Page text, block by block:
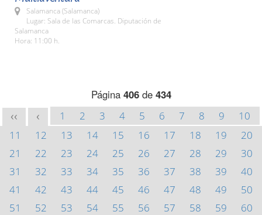
Salamanca (Salamanca)
Lugar: Sala de las Comarcas. Diputación de
Salamanca
Hora: 11:00 h.
Página 406de 434
<< < 1 2 3 4 5 6 7 8 9
10
11
12 13 14 15 16 17 18 19
20
21
22 23 24 25 26 27 28 29
30
31
32 33 34 35 36 37 38 39
40
41
42 43 44 45 46 47 48 49
50
51
52 53 54 55 56 57 58 59
60